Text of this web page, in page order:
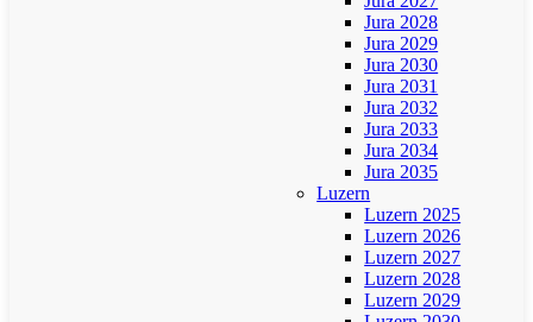
Jura 2028
Jura 2029
Jura 2030
Jura 2031
Jura 2032
Jura 2033
Jura 2034
Jura 2035
Luzern
Luzern 2025
Luzern 2026
Luzern 2027
Luzern 2028
Luzern 2029